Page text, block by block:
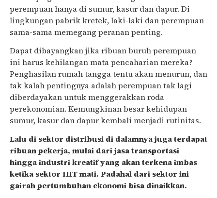
perempuan hanya di sumur, kasur dan dapur. Di
lingkungan pabrik kretek, laki-laki dan perempuan
sama-sama memegang peranan penting.
Dapat dibayangkan jika ribuan buruh perempuan
ini harus kehilangan mata pencaharian mereka?
Penghasilan rumah tangga tentu akan menurun, dan
tak kalah pentingnya adalah perempuan tak lagi
diberdayakan untuk menggerakkan roda
perekonomian. Kemungkinan besar kehidupan
sumur, kasur dan dapur kembali menjadi rutinitas.
Lalu di sektor distribusi di dalamnya juga terdapat
ribuan pekerja, mulai dari jasa transportasi
hingga industri kreatif yang akan terkena imbas
ketika sektor IHT mati. Padahal dari sektor ini
gairah pertumbuhan ekonomi bisa dinaikkan.